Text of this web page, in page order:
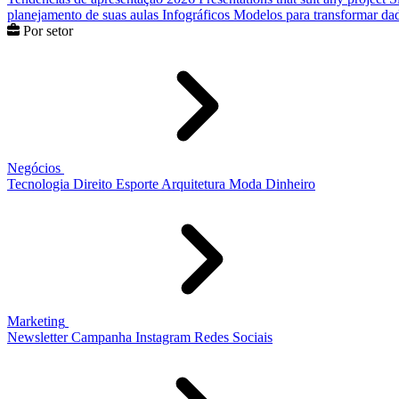
planejamento de suas aulas Infográficos Modelos para transformar
Por setor
Negócios
Tecnologia Direito Esporte Arquitetura Moda Dinheiro
Marketing
Newsletter Campanha Instagram Redes Sociais